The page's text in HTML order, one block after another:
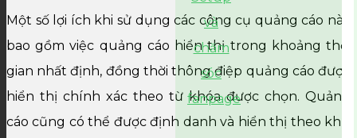
Một số lợi ích khi sử dụng các công cụ quảng cáo này
bao gồm việc quảng cáo hiển thị trong khoảng thời
gian nhất định, đồng thời thông điệp quảng cáo được
hiển thị chính xác theo từ khóa được chọn. Quảng
cáo cũng có thể được định danh và hiển thị theo khu